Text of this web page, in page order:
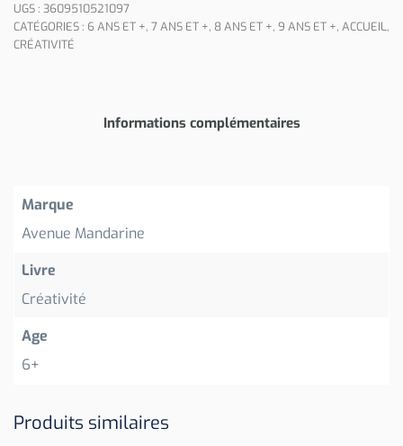
UGS : 3609510521097
CATÉGORIES : 6 ANS ET +, 7 ANS ET +, 8 ANS ET +, 9 ANS ET +, ACCUEIL,
CRÉATIVITÉ
Informations complémentaires
Marque
Avenue Mandarine
Livre
Créativité
Age
6+
Produits similaires